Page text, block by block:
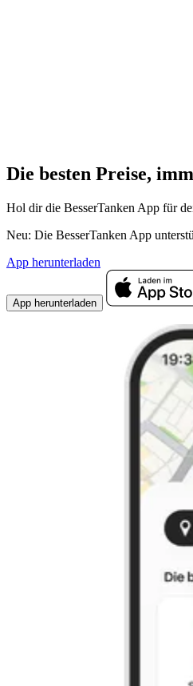
Die besten Preise,
Hol dir die BesserTanken App für
Neu: Die BesserTanken App
App herunterladen
App herunterladen